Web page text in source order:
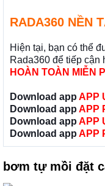
RADA360 NỀN
Hiện tại, bạn có thể
Rada360 để tiếp cận
HOÀN TOÀN MIỄN
Download app APP
Download app APP
Download app APP
Download app APP
bơm tự mồi đặt